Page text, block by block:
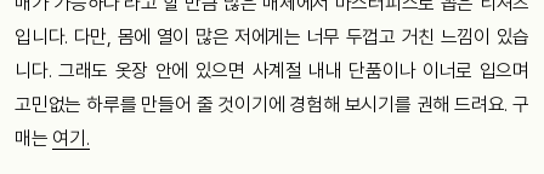
입니다. 다만, 몸에 열이 많은 저에게는 너무 두껍고 거친 느낌이 있습
니다. 그래도 옷장 안에 있으면 사계절 내내 단품이나 이너로 입으며
고민없는 하루를 만들어 줄 것이기에 경험해 보시기를 권해 드려요. 구
매는 여기.